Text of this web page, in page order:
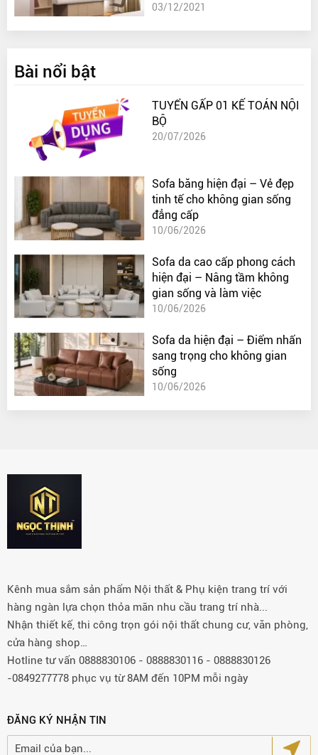
03/12/2021
Bài nổi bật
TUYỂN GẤP 01 KẾ TOÁN NỘI
BỘ
20/07/2026
Sofa băng hiện đại – Vẻ đẹp
tinh tế cho không gian sống
đẳng cấp
10/06/2026
Sofa da cao cấp phong cách
hiện đại – Nâng tầm không
gian sống và làm việc
10/06/2026
Sofa da hiện đại – Điểm nhấn
sang trọng cho không gian
sống
10/06/2026
Kênh mua sắm sản phẩm Nội thất & Phụ kiện trang trí với
hàng ngàn lựa chọn thỏa mãn nhu cầu trang trí nhà...
Nhận thiết kế, thi công trọn gói nội thất chung cư, văn phòng,
cửa hàng shop…
Hotline tư vấn 0888830106 - 0888830116 - 0888830126
-0849277778 phục vụ từ 8AM đến 10PM mỗi ngày
ĐĂNG KÝ NHẬN TIN